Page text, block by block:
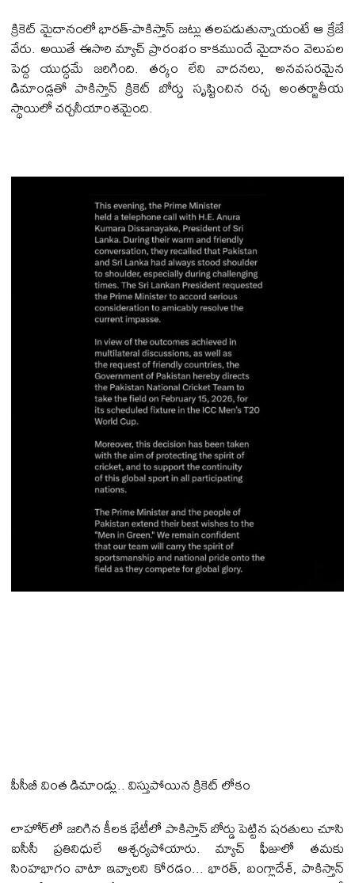
క్రికెట్ మైదానంలో భారత్-పాకిస్తాన్ జట్లు తలపడుతున్నాయంటే ఆ క్రేజే
వేరు. అయితే ఈసారి మ్యాచ్ ప్రారంభం కాకముందే మైదానం వెలుపల
పెద్ద యుద్ధమే జరిగింది. తర్కం లేని వాదనలు, అనవసరమైన
డిమాండ్లతో పాకిస్తాన్ క్రికెట్ బోర్డు సృష్టించిన రచ్చ అంతర్జాతీయ
స్థాయిలో చర్చనీయాంశమైంది.
పీసీబీ వింత డిమాండ్లు.. విస్తుపోయిన క్రికెట్ లోకం
లాహోర్‌లో జరిగిన కీలక భేటీలో పాకిస్తాన్ బోర్డు పెట్టిన షరతులు చూసి
ఐసీసీ ప్రతినిధులే ఆశ్చర్యపోయారు. మ్యాచ్ ఫీజులో తమకు
సింహభాగం వాటా ఇవ్వాలని కోరడం... భారత్, బంగ్లాదేశ్, పాకిస్తాన్